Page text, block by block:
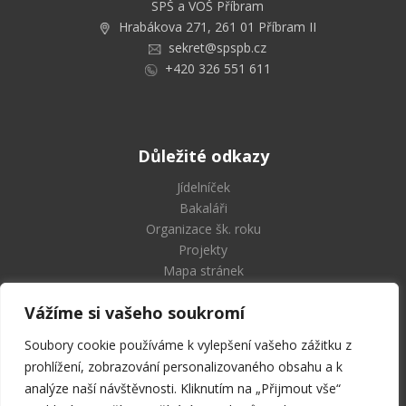
Vážíme si vašeho soukromí
Soubory cookie používáme k vylepšení vašeho zážitku z
prohlížení, zobrazování personalizovaného obsahu a k
analýze naší návštěvnosti. Kliknutím na „Přijmout vše“
SPŠ a VOŠ Příbram
Hrabákova 271, 261 01 Příbram II
sekret@spspb.cz
+420 326 551 611
Důležité odkazy
Jídelníček
Bakaláři
Organizace šk. roku
Projekty
Mapa stránek
Střední průmyslová škola
a Vyšší odborná škola Příbram